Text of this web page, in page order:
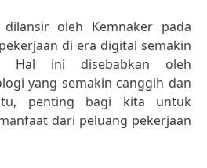
oleh Kemnaker pada
di era digital semakin
Hal ini disebabkan oleh
yang semakin canggih dan
penting bagi kita untuk
dari peluang pekerjaan